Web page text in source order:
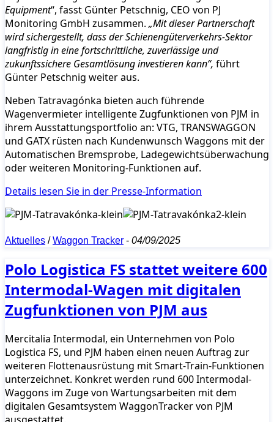
Equipment“, fasst Günter Petschnig, CEO von PJ
Monitoring GmbH zusammen. „Mit dieser Partnerschaft
wird sichergestellt, dass der Schienengüterverkehrs-Sektor
langfristig in eine fortschrittliche, zuverlässige und
zukunftssichere Gesamtlösung investieren kann“, führt
Günter Petschnig weiter aus.
Neben Tatravagónka bieten auch führende
Wagenvermieter intelligente Zugfunktionen von PJM in
ihrem Ausstattungsportfolio an: VTG, TRANSWAGGON
und GATX rüsten nach Kundenwunsch Waggons mit der
Automatischen Bremsprobe, Ladegewichtsüberwachung
oder weiteren Monitoring-Funktionen auf.
Details lesen Sie in der Presse-Information
Aktuelles /Waggon Tracker - 04/09/2025
Polo Logistica FS stattet weitere 600
Intermodal-Wagen mit digitalen
Zugfunktionen von PJM aus
Mercitalia Intermodal, ein Unternehmen von Polo
Logistica FS, und PJM haben einen neuen Auftrag zur
weiteren Flottenausrüstung mit Smart-Train-Funktionen
unterzeichnet. Konkret werden rund 600 Intermodal-
Waggons im Zuge von Wartungsarbeiten mit dem
digitalen Gesamtsystem WaggonTracker von PJM